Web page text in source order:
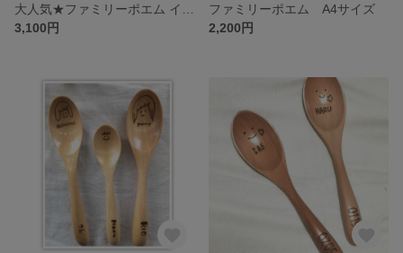
3,100円
ファミリーポエム A4サイズ
2,200円